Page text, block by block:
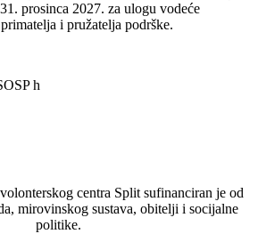
prosinca 2027. za ulogu vodeće
i pružatelja podrške.
centra Split sufinanciran je od
mirovinskog sustava, obitelji i socijalne
politike.